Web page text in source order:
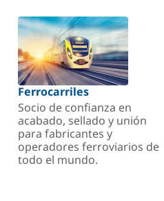
Ferrocarriles
Socio de confianza en
acabado, sellado y unión
para fabricantes y
operadores ferroviarios de
todo el mundo.